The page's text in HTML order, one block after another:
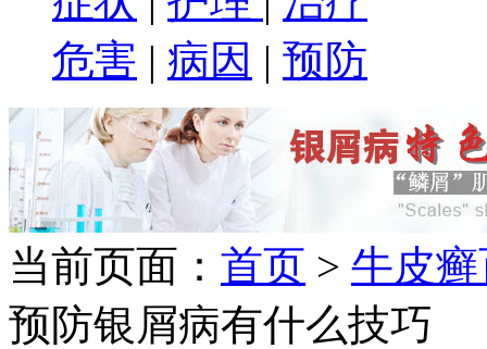
危害 | 病因 | 预防
当前页面： 首页 > 牛皮
预防银屑病有什么技巧